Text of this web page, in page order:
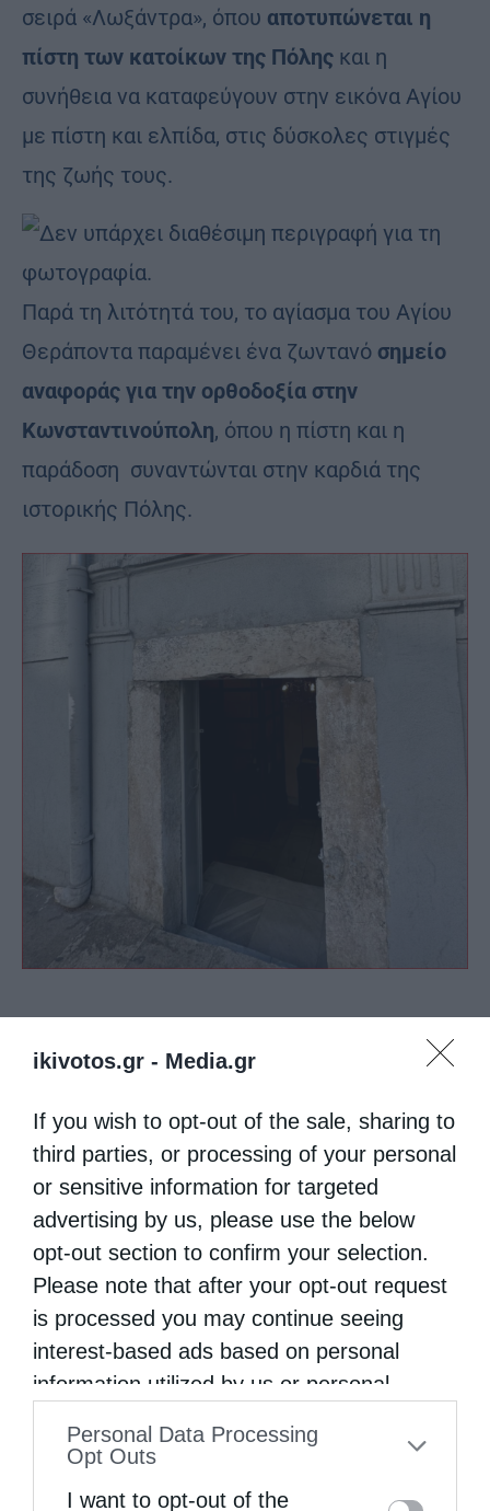
ikivotos.gr - Media.gr
If you wish to opt-out of the sale, sharing to
third parties, or processing of your personal
or sensitive information for targeted
advertising by us, please use the below
opt-out section to confirm your selection.
Please note that after your opt-out request
is processed you may continue seeing
interest-based ads based on personal
information utilized by us or personal
to your opt-out. You may separately opt-out
Personal Data Processing
Opt Outs
I want to opt-out of the
σειρά «Λωξάντρα», όπου αποτυπώνεται η
πίστη των κατοίκων της Πόλης και η
συνήθεια να καταφεύγουν στην εικόνα Αγίου
με πίστη και ελπίδα, στις δύσκολες στιγμές
της ζωής τους.
Παρά τη λιτότητά του, το αγίασμα του Αγίου
Θεράποντα παραμένει ένα ζωντανό σημείο
αναφοράς για την ορθοδοξία στην
Κωνσταντινούπολη, όπου η πίστη και η
παράδοση συναντώνται στην καρδιά της
ιστορικής Πόλης.
Προηγούμενο άρθρο
Ταπείνωση και αγάπη
Επόμενο άρθρο
Ελληνικός Ερυθρός Σταυρός: Προειδοποιητικά σημάδια και
δυνατότητες πρόληψης εφηβικής κατάθλιψης & τάσης
αυτοκτονίας
ΔΕΙΤΕ ΕΠΙΣΗΣ